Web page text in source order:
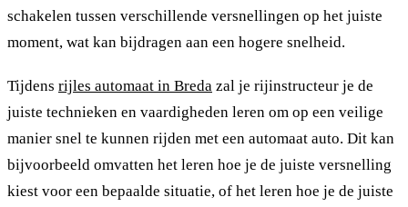
schakelen tussen verschillende versnellingen op het juiste
moment, wat kan bijdragen aan een hogere snelheid.
Tijdens rijles automaat in Breda zal je rijinstructeur je de
juiste technieken en vaardigheden leren om op een veilige
manier snel te kunnen rijden met een automaat auto. Dit kan
bijvoorbeeld omvatten het leren hoe je de juiste versnelling
kiest voor een bepaalde situatie, of het leren hoe je de juiste